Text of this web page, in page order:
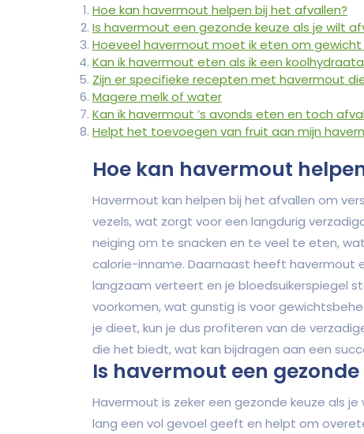
Hoe kan havermout helpen bij het afvallen?
Is havermout een gezonde keuze als je wilt
Hoeveel havermout moet ik eten om gewicht
Kan ik havermout eten als ik een
Zijn er specifieke recepten met havermout
Magere melk of water
Kan ik havermout ’s avonds eten en toch
Helpt het toevoegen van fruit aan mijn
Hoe kan havermout
Havermout kan helpen bij het afvallen om
vezels, wat zorgt voor een langdurig
neiging om te snacken en te veel te eten,
calorie-inname. Daarnaast heeft havermout
langzaam verteert en je bloedsuikerspiegel
voorkomen, wat gunstig is voor
je dieet, kun je dus profiteren van de
die het biedt, wat kan bijdragen aan een
Is havermout een
Havermout is zeker een gezonde keuze als
lang een vol gevoel geeft en helpt om